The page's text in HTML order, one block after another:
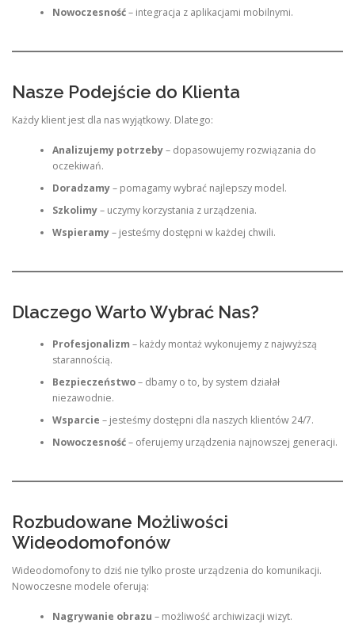
Nowoczesność– integracja z aplikacjami mobilnymi.
Nasze Podejście do Klienta
Każdy klient jest dla nas wyjątkowy. Dlatego:
Analizujemy potrzeby– dopasowujemy rozwiązania do
oczekiwań.
Doradzamy– pomagamy wybrać najlepszy model.
Szkolimy– uczymy korzystania z urządzenia.
Wspieramy– jesteśmy dostępni w każdej chwili.
Dlaczego Warto Wybrać Nas?
Profesjonalizm – każdy montaż wykonujemy z najwyższą
starannością.
Bezpieczeństwo– dbamy o to, by system działał
niezawodnie.
Wsparcie – jesteśmy dostępni dla naszych klientów 24/7.
Nowoczesność– oferujemy urządzenia najnowszej generacji.
Rozbudowane Możliwości
Wideodomofonów
Wideodomofony to dziś nie tylko proste urządzenia do komunikacji.
Nowoczesne modele oferują:
Nagrywanie obrazu – możliwość archiwizacji wizyt.